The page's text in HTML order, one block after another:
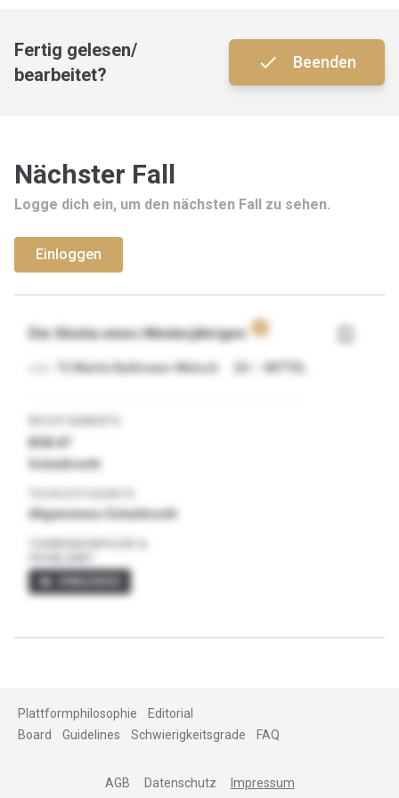
Fertig gelesen/
bearbeitet?
done Beenden
Nächster Fall
Logge dich ein, um den nächsten Fall zu sehen.
Einloggen
Die Shisha eines Minderjährigen verified
Til Martin Bußmann-Welsch
BGB AT
Schuldrecht
Allgemeines Schuldrecht
Plattformphilosophie
Editorial
Board
Guidelines Schwierigkeitsgrade FAQ
AGB Datenschutz Impressum